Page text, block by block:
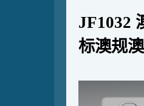
JF1032
标澳规